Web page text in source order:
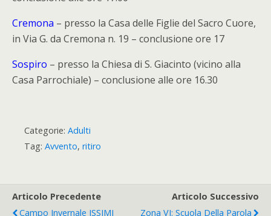
Cremona – presso la Casa delle Figlie del Sacro Cuore,
in Via G. da Cremona n. 19 – conclusione ore 17
Sospiro – presso la Chiesa di S. Giacinto (vicino alla
Casa Parrochiale) – conclusione alle ore 16.30
Categorie: Adulti
Tag: Avvento, ritiro
Articolo Precedente
Campo Invernale ISSIMI
Articolo Successivo
Zona VI: Scuola Della Parola